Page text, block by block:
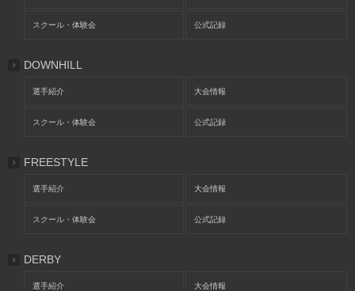
スクール・体験会 公式記録
DOWNHILL
選手紹介 大会情報
スクール・体験会 公式記録
FREESTYLE
選手紹介 大会情報
スクール・体験会 公式記録
DERBY
選手紹介 大会情報